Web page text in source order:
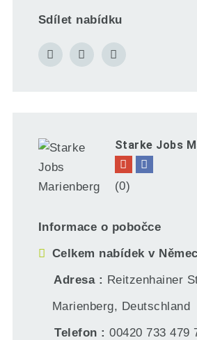
Sdílet nabídku
Starke Jobs
(0)
Informace o pobočce
Celkem nabídek v
Adresa
Reitzenhainer
Marienberg, Deutschland
Telefon
00420 733 479